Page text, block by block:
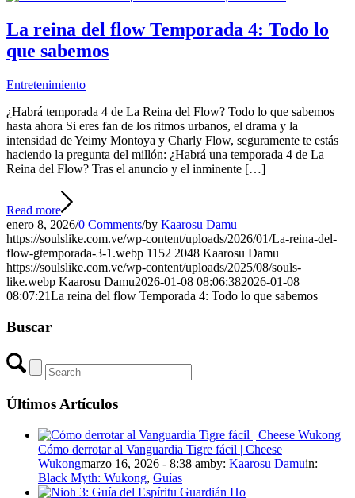
La reina del flow Temporada 4: Todo lo
que sabemos
Entretenimiento
¿Habrá temporada 4 de La Reina del Flow? Todo lo que sabemos
hasta ahora Si eres fan de los ritmos urbanos, el drama y la
intensidad de Yeimy Montoya y Charly Flow, seguramente te estás
haciendo la pregunta del millón: ¿Habrá una temporada 4 de La
Reina del Flow? Tras el anuncio y el inminente […]
Read more
enero 8, 2026/0 Comments/by Kaarosu Damu
https://soulslike.com.ve/wp-content/uploads/2026/01/La-reina-del-
flow-gtemporada-3-1.webp 1152 2048 Kaarosu Damu
https://soulslike.com.ve/wp-content/uploads/2025/08/souls-
like.webp Kaarosu Damu2026-01-08 08:06:382026-01-08
08:07:21La reina del flow Temporada 4: Todo lo que sabemos
Buscar
Últimos Artículos
Cómo derrotar al Vanguardia Tigre fácil | Cheese
Wukongmarzo 16, 2026 - 8:38 amby: Kaarosu Damuin:
Black Myth: Wukong, Guías